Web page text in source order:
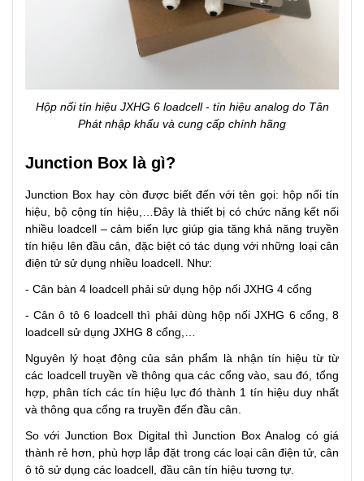
Hộp nối tín hiệu JXHG 6 loadcell - tín hiệu analog do Tân
Phát nhập khẩu và cung cấp chính hãng
Junction Box là gì?
Junction Box hay còn được biết đến với tên gọi: hộp nối tín
hiệu, bộ cộng tín hiệu,…Đây là thiết bị có chức năng kết nối
nhiều loadcell – cảm biến lực giúp gia tăng khả năng truyền
tín hiệu lên đầu cân, đặc biệt có tác dụng với những loại cân
điện tử sử dụng nhiều loadcell. Như:
- Cân bàn 4 loadcell phải sử dụng hộp nối JXHG 4 cổng
- Cân ô tô 6 loadcell thì phải dùng hộp nối JXHG 6 cổng, 8
loadcell sử dụng JXHG 8 cổng,…
Nguyên lý hoạt động của sản phẩm là nhận tín hiệu từ từ
các loadcell truyền về thông qua các cổng vào, sau đó, tổng
hợp, phân tích các tín hiệu lực đó thành 1 tín hiệu duy nhất
và thông qua cổng ra truyền đến đầu cân.
So với Junction Box Digital thì Junction Box Analog có giá
thành rẻ hơn, phù hợp lắp đặt trong các loại cân điện tử, cân
ô tô sử dụng các loadcell, đầu cân tín hiệu tương tự.